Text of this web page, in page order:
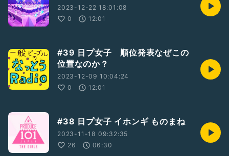
2023-12-22 18:01:08
0
12:01
#39 日プ女子 順位発表なぜこの
位置なのか？
2023-12-09 10:04:24
0
12:01
#38 日プ女子 イホンギ ものまね
2023-11-18 09:32:35
26
06:30